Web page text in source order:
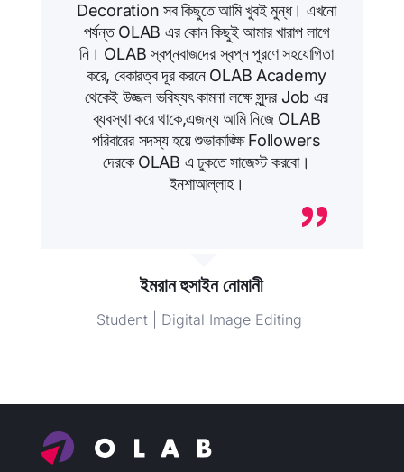
Decoration সব কিছুতে আমি খুবই মুন্ধ। এখনো
পর্যন্ত OLAB এর কোন কিছুই আমার খারাপ লাগে
নি। OLAB স্বপ্নবাজদের স্বপ্ন পূরণেসহযোগিতা
করে, বেকারত্ব দূর করনে OLAB Academy
থেকেই উজ্জল ভবিষ্যৎ কামনা লক্ষে সুন্দর Job এর
ব্যবস্থা করে থাকে,এজন্য আমি নিজে OLAB
পরিবারের সদস্য হয়ে শুভাকাঙ্ক্ষি Followers
দেরকে OLAB এ ঢুকতে সাজেস্ট করবো।
ইনশাআল্লাহ।
ইমরান হুসাইন নোমানী
Student | Digital Image Editing